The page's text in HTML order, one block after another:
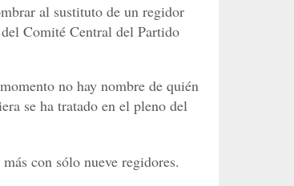
al sustituto de un regidor
Comité Central del Partido
no hay nombre de quién
se ha tratado en el pleno del
con sólo nueve regidores.